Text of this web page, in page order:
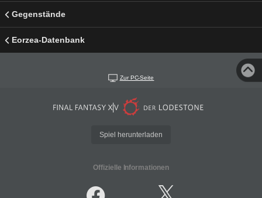
Gegenstände
Eorzea-Datenbank
Zur PC-Seite
Spiel herunterladen
Offizielle Informationen